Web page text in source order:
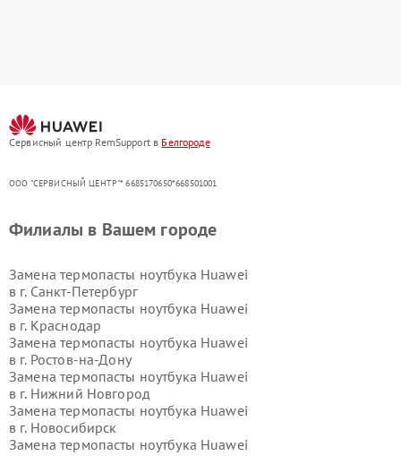
Сервисный центр RemSupport в Белгороде
ООО "СЕРВИСНЫЙ ЦЕНТР"* 6685170650*668501001
Филиалы в Вашем городе
Замена термопасты ноутбука Huawei
в г. Санкт-Петербург
Замена термопасты ноутбука Huawei
в г. Краснодар
Замена термопасты ноутбука Huawei
в г. Ростов-на-Дону
Замена термопасты ноутбука Huawei
в г. Нижний Новгород
Замена термопасты ноутбука Huawei
в г. Новосибирск
Замена термопасты ноутбука Huawei